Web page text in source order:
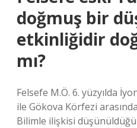
doğmuş bir
etkinliğidir
mı?
Felsefe M.Ö. 6. yüzyılda
ile Gökova Körfezi
Bilimle ilişkisi